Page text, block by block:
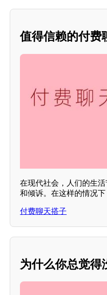
值得信赖的付费
在现代社会，人们的生
和倾诉。在这样的情况
付费聊天搭子
为什么你总觉得